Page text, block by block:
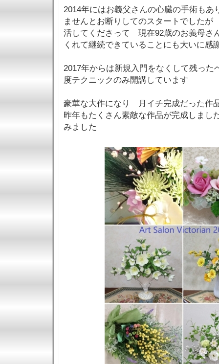
2014年にはお義父さんの心臓の手術もあ
ませんとお断りしてのスタートでした
活してくださって 現在92歳のお義母さ
くれて継続できていることにも大いに感
2017年からは新規入門をなくして残った
度テクニックのみ開講しています
豪華な大作になり 月イチ完成だった作
昨年もたくさん素敵な作品が完成しまし
みました